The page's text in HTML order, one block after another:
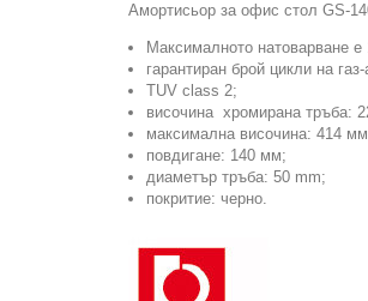
Амортисьор за офис стол GS-
Максималното натоварване е
гарантиран брой цикли на
TUV class 2;
височина хромирана тръба:
максимална височина: 414
повдигане: 140 мм;
диаметър тръба: 50 mm;
покритие: черно.